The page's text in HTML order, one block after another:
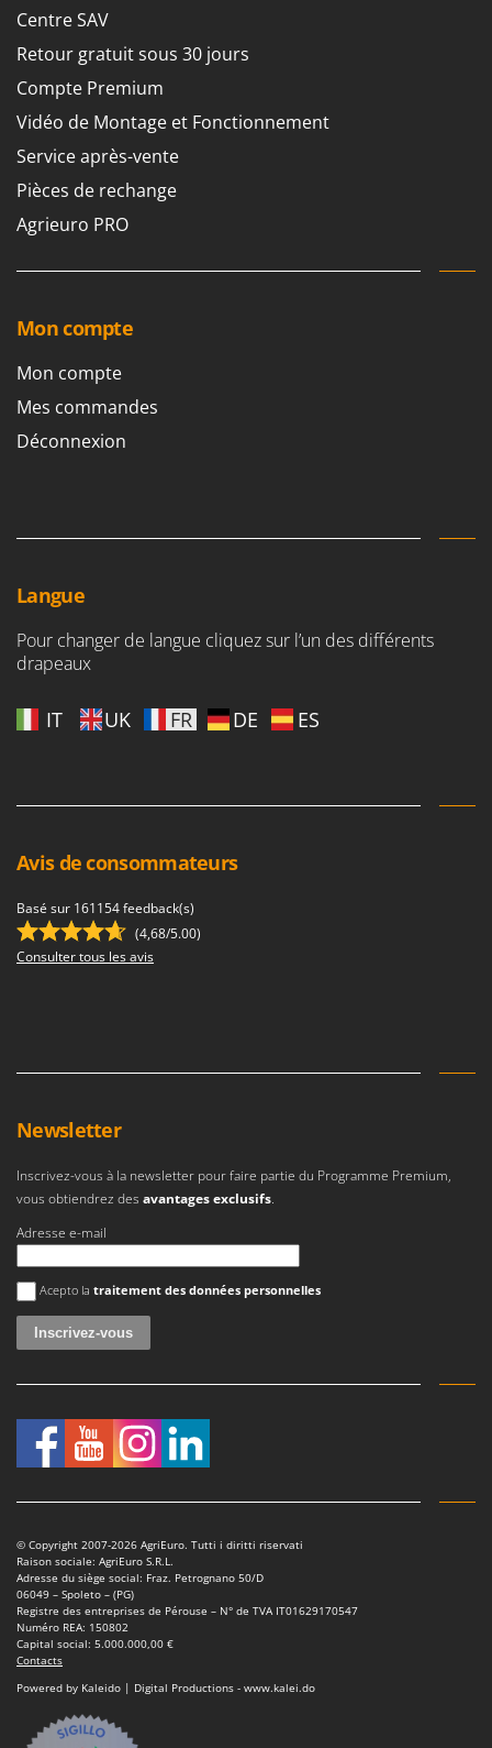
Centre SAV
Retour gratuit sous 30 jours
Compte Premium
Vidéo de Montage et Fonctionnement
Service après-vente
Pièces de rechange
Agrieuro PRO
Mon compte
Mon compte
Mes commandes
Déconnexion
Langue
Pour changer de langue cliquez sur l’un des différents
drapeaux
IT UK FR DE ES
Avis de consommateurs
Basé sur 161154 feedback(s)
(4,68/5.00)
Consulter tous les avis
Newsletter
Inscrivez-vous à la newsletter pour faire partie du Programme Premium,
vous obtiendrez des avantages exclusifs.
Adresse e-mail
Une erreur est survenue
Acepto la traitement des données personnelles
© Copyright 2007-2026 AgriEuro. Tutti i diritti riservati
Raison sociale: AgriEuro S.R.L.
Adresse du siège social: Fraz. Petrognano 50/D
06049 – Spoleto – (PG)
Registre des entreprises de Pérouse – N° de TVA IT01629170547
Numéro REA: 150802
Capital social: 5.000.000,00 €
Contacts
Powered by Kaleido | Digital Productions - www.kalei.do